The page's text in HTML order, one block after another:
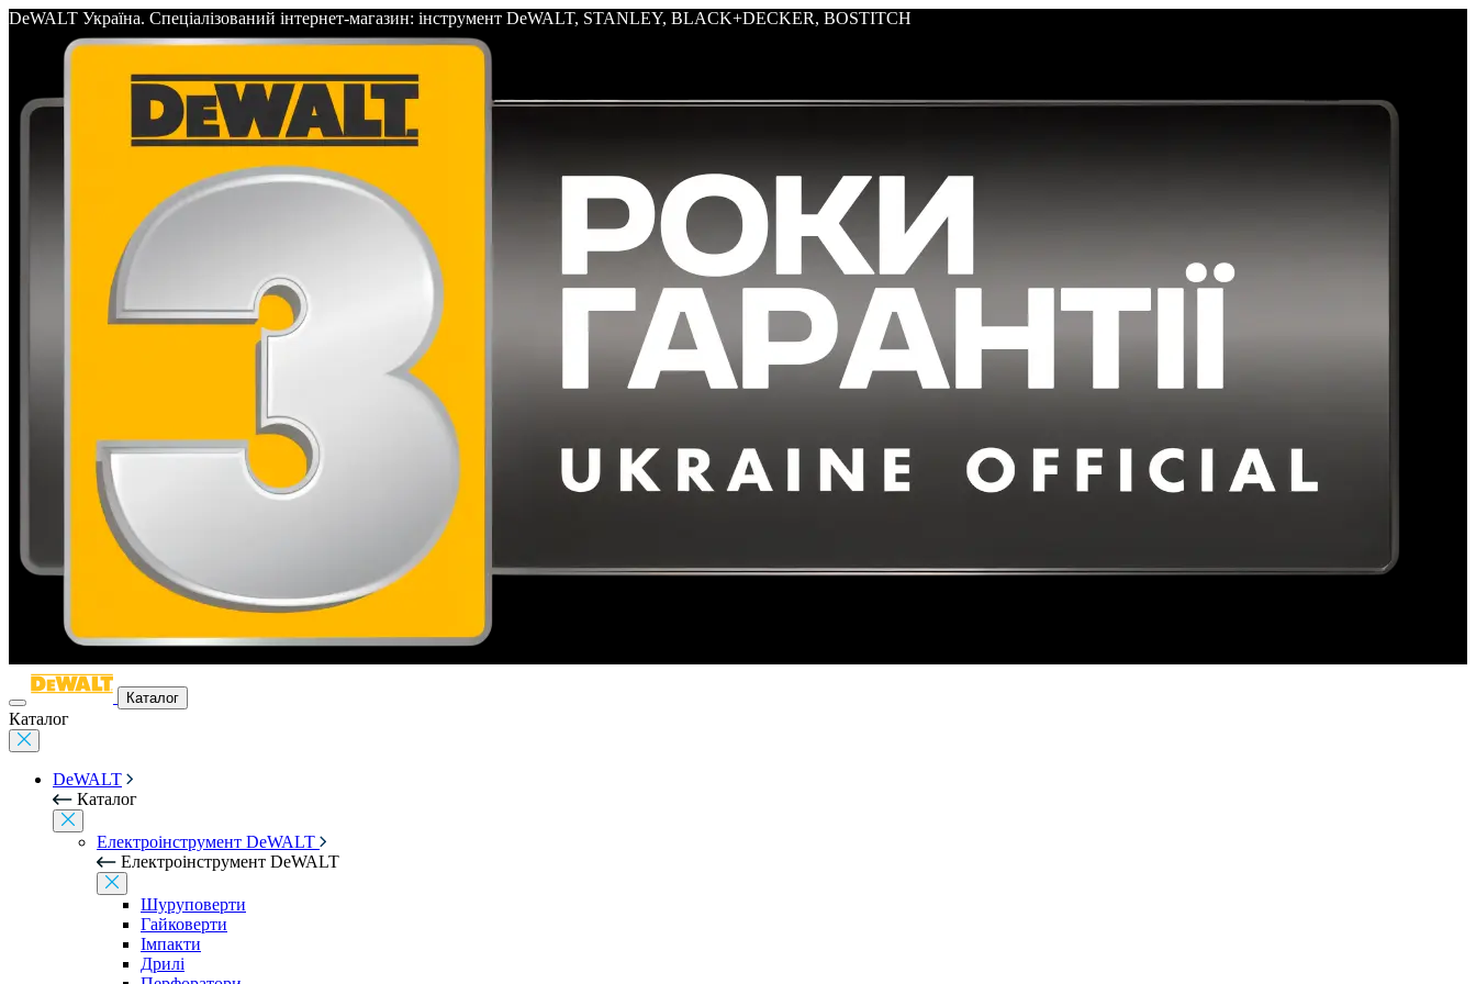
DeWALT Україна. Спеціалізований інтернет-магазин: інструмент DeWALT, STANLEY, BLACK+DECKER, BOSTITCH
Каталог
Каталог
DeWALT
Каталог
Електроінструмент DeWALT
Електроінструмент DeWALT
Шуруповерти
Гайковерти
Імпакти
Дрилі